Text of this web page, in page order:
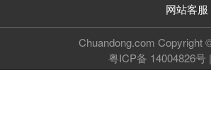
网站客服
Chuandong.com Copyright
粤ICP备 14004826号